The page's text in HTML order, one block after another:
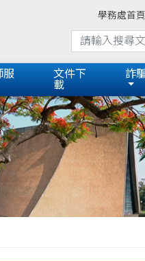
學務處首頁
服
文件下
載
詐